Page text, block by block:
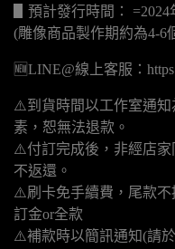
▋預計發行時間：
(雕像商品製作期約為4-6
🆕LINE@線上客服：
⚠️到貨時間以工作室通知
素，恕無法退款。
⚠️付訂完成後，非經店家
不返還。
⚠️刷卡免手續費，尾款不
訂金or全款
⚠️補款時以簡訊通知(請